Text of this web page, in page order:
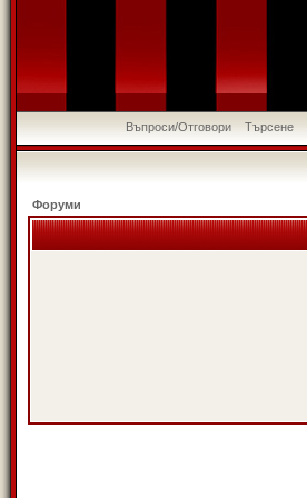
Въпроси/Отговори Търсене
Форуми